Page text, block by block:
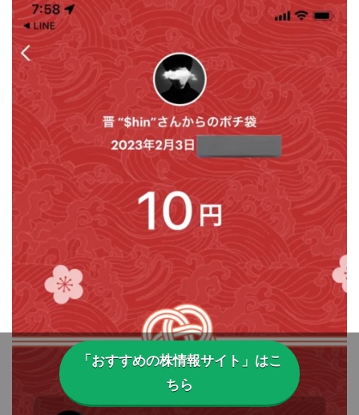
「おすすめの株情報サイト」はこ
ちら